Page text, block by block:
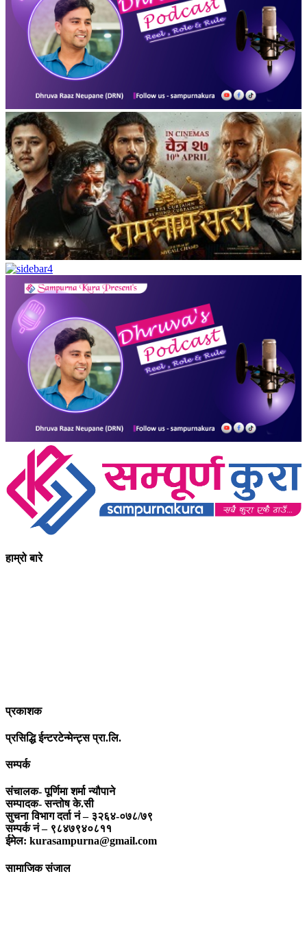
हाम्रो बारे
प्रकाशक
प्रसिद्धि ईन्टरटेन्मेन्ट्स प्रा.लि.
सम्पर्क
संचालक- पूर्णिमा शर्मा न्यौपाने
सम्पादक- सन्तोष के.सी
सुचना विभाग दर्ता नं – ३२६४-०७८/७९
सम्पर्क नं – ९८४७९४०८११
ईमेल: kurasampurna@gmail.com
सामाजिक संजाल